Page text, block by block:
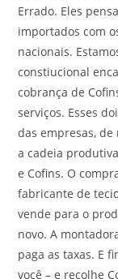
Errado. Eles
importados com
nacionais.
constiucional
cobrança de
serviços. Esses
das empresas,
a cadeia
e Cofins. O
fabricante de
vende para o
novo. A
paga as taxas. E
você – e recolhe